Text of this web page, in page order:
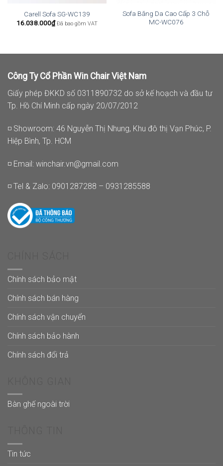
Carell Sofa SG-WC139
16.038.000₫ Đã bao gồm VAT
Sofa Băng Da Cao Cấp 3 Chỗ
MC-WC076
Công Ty Cổ Phần Win Chair Việt Nam
Giấy phép ĐKKD số 0311890732 do sở kế hoạch và đầu tư
Tp. Hồ Chí Minh cấp ngày 20/07/2012
◽ Showroom: 46 Nguyễn Thị Nhung, Khu đô thị Vạn Phúc, P.
Hiệp Bình, Tp. HCM
◽ Email: winchair.vn@gmail.com
◽ Tel & Zalo: 0901287288 – 0931285588
Chính sách bảo mật
Chính sách bán hàng
Chính sách vận chuyển
Chính sách bảo hành
Chính sách đổi trả
Bàn ghế ngoài trời
Tin tức